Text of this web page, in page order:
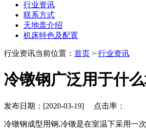
行业资讯
联系方式
天地盖介绍
机床特色及配置
行业资讯当前位置： 首页 > 行业资讯
冷镦钢广泛用于什
发布日期：[2020-03-19] 点击率：
冷镦钢成型用钢,冷镦是在室温下采用一